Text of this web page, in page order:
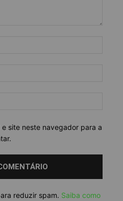
site neste navegador para a
reduzir spam. Saiba como